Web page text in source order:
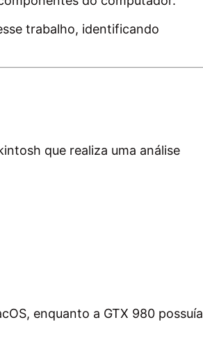
trabalho, identificando
que realiza uma análise
enquanto a GTX 980 possuía